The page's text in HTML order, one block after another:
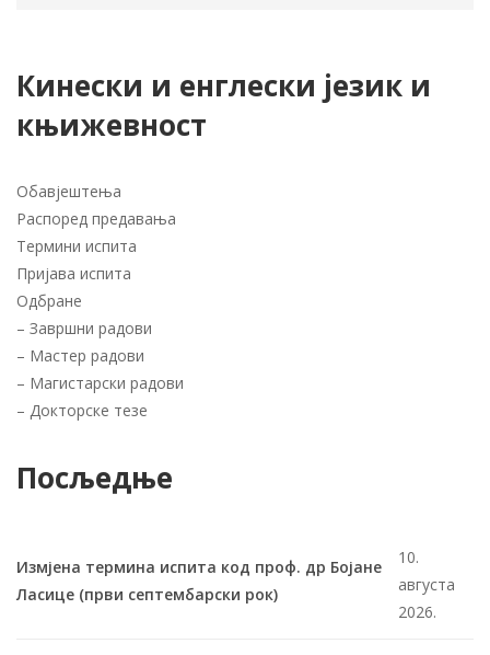
Кинески и енглески језик и
књижевност
Обавјештења
Распоред предавања
Термини испита
Пријава испита
Одбране
– Завршни радови
– Мастер радови
– Магистарски радови
– Докторске тезе
Посљедње
Измјена термина испита код проф. др Бојане
Ласице (први септембарски рок)
10.
августа
2026.